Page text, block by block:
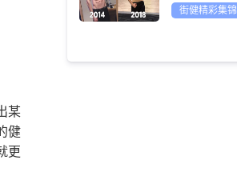
某
健
更
街健精彩集锦